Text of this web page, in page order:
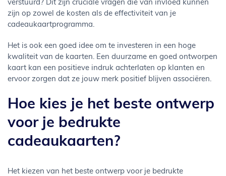
verstuurd? Dit zijn cruciale vragen die van invloed kunnen
zijn op zowel de kosten als de effectiviteit van je
cadeaukaartprogramma.
Het is ook een goed idee om te investeren in een hoge
kwaliteit van de kaarten. Een duurzame en goed ontworpen
kaart kan een positieve indruk achterlaten op klanten en
ervoor zorgen dat ze jouw merk positief blijven associëren.
Hoe kies je het beste ontwerp
voor je bedrukte
cadeaukaarten?
Het kiezen van het beste ontwerp voor je bedrukte